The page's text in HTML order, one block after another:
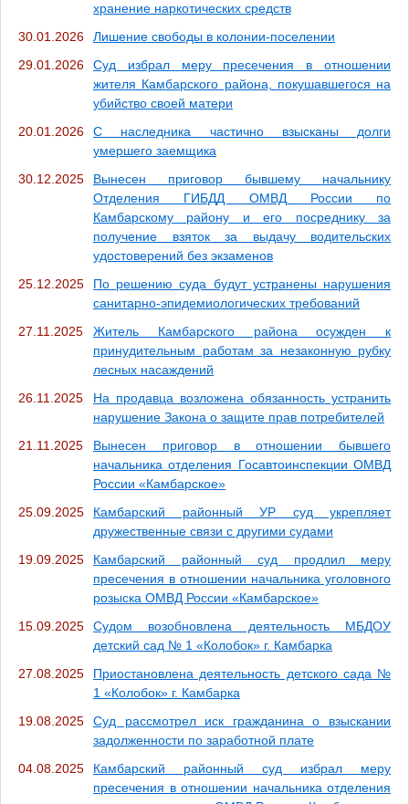
хранение наркотических средств
30.01.2026
Лишение свободы в колонии-поселении
29.01.2026
Суд избрал меру пресечения в отношении
жителя Камбарского района, покушавшегося на
убийство своей матери
20.01.2026
С наследника частично взысканы долги
умершего заемщика
30.12.2025
Вынесен приговор бывшему начальнику
Отделения ГИБДД ОМВД России по
Камбарскому району и его посреднику за
получение взяток за выдачу водительских
удостоверений без экзаменов
25.12.2025
По решению суда будут устранены нарушения
санитарно-эпидемиологических требований
27.11.2025
Житель Камбарского района осужден к
принудительным работам за незаконную рубку
лесных насаждений
26.11.2025
На продавца возложена обязанность устранить
нарушение Закона о защите прав потребителей
21.11.2025
Вынесен приговор в отношении бывшего
начальника отделения Госавтоинспекции ОМВД
России «Камбарское»
25.09.2025
Камбарский районный УР суд укрепляет
дружественные связи с другими судами
19.09.2025
Камбарский районный суд продлил меру
пресечения в отношении начальника уголовного
розыска ОМВД России «Камбарское»
15.09.2025
Судом возобновлена деятельность МБДОУ
детский сад № 1 «Колобок» г. Камбарка
27.08.2025
Приостановлена деятельность детского сада №
1 «Колобок» г. Камбарка
19.08.2025
Суд рассмотрел иск гражданина о взыскании
задолженности по заработной плате
04.08.2025
Камбарский районный суд избрал меру
пресечения в отношении начальника отделения